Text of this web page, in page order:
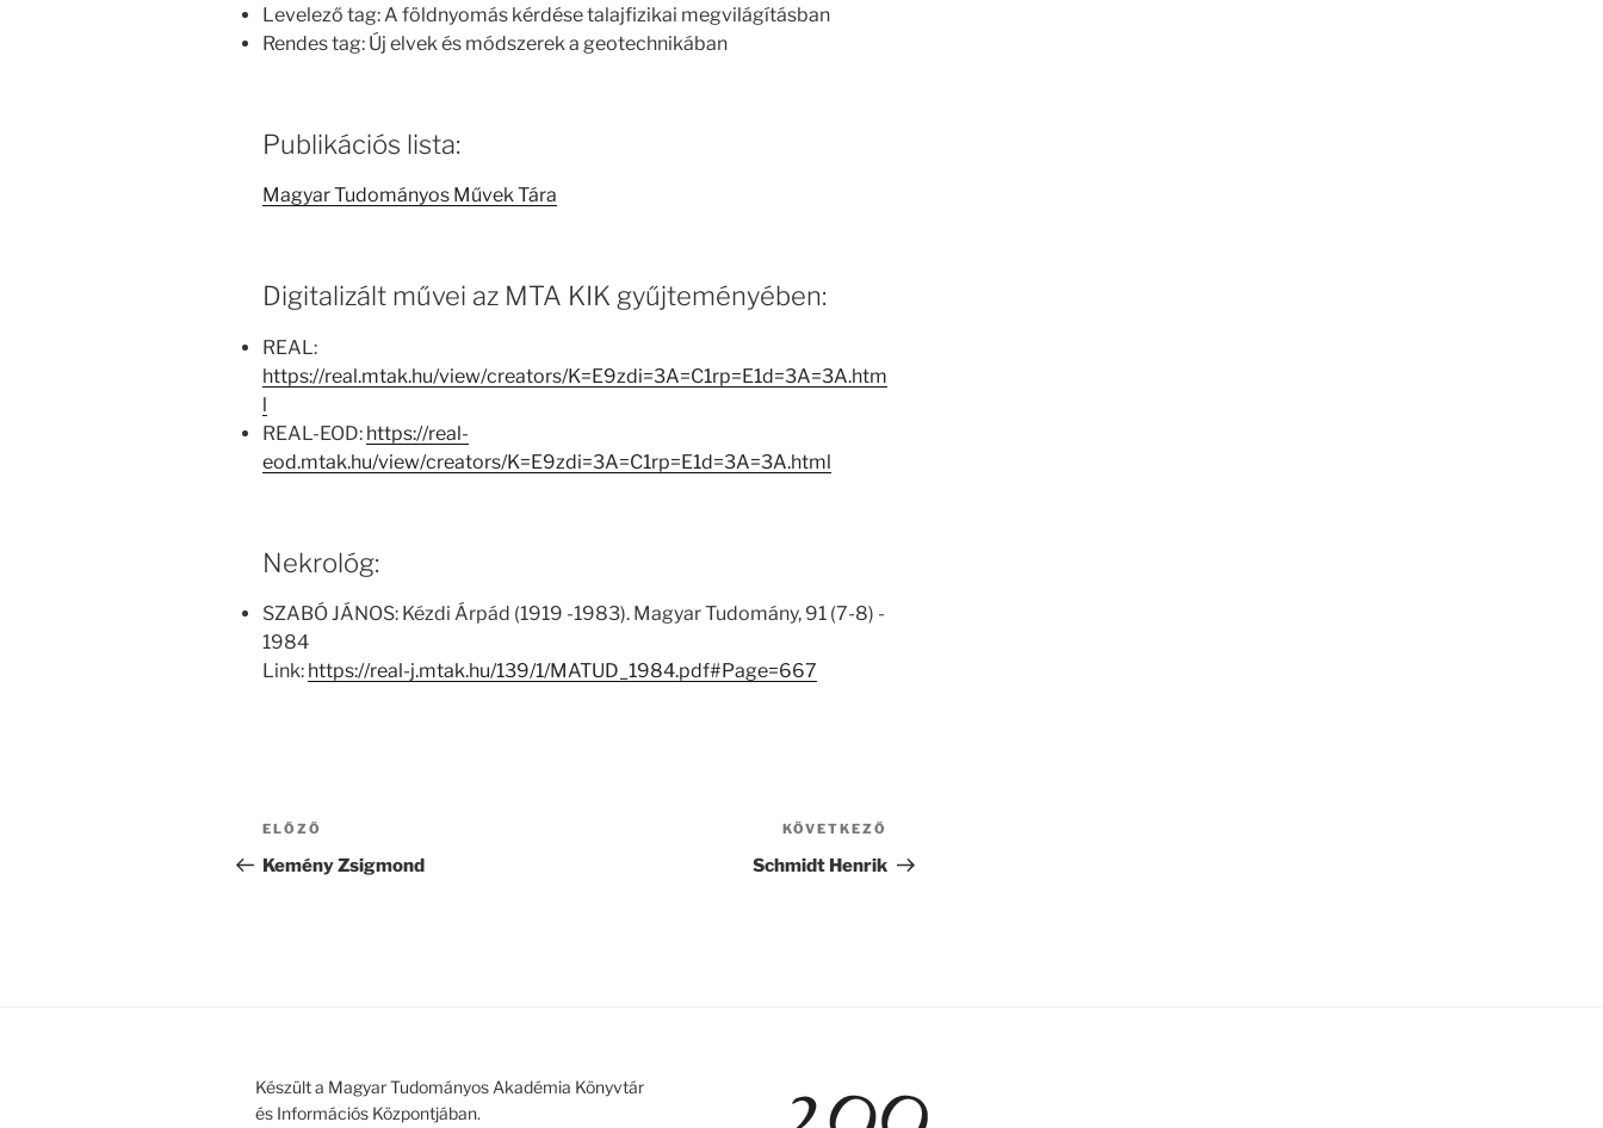
Levelező tag: A földnyomás kérdése talajfizikai megvilágításban
Rendes tag: Új elvek és módszerek a geotechnikában
Publikációs lista:
Magyar Tudományos Művek Tára
Digitalizált művei az MTA KIK gyűjteményében:
REAL:
https://real.mtak.hu/view/creators/K=E9zdi=3A=C1rp=E1d=3A=3A.htm
l
REAL-EOD: https://real-
eod.mtak.hu/view/creators/K=E9zdi=3A=C1rp=E1d=3A=3A.html
Nekrológ:
SZABÓ JÁNOS: Kézdi Árpád (1919 -1983). Magyar Tudomány, 91 (7-8) -
1984
Link: https://real-j.mtak.hu/139/1/MATUD_1984.pdf#Page=667
Bejegyzés
navigáció
Korábbi
bejegyzés
ELŐZŐ
Kemény Zsigmond
bejegyzés
KÖVETKEZŐ
Schmidt Henrik
Készült a Magyar Tudományos Akadémia Könyvtár
és Információs Központjában.